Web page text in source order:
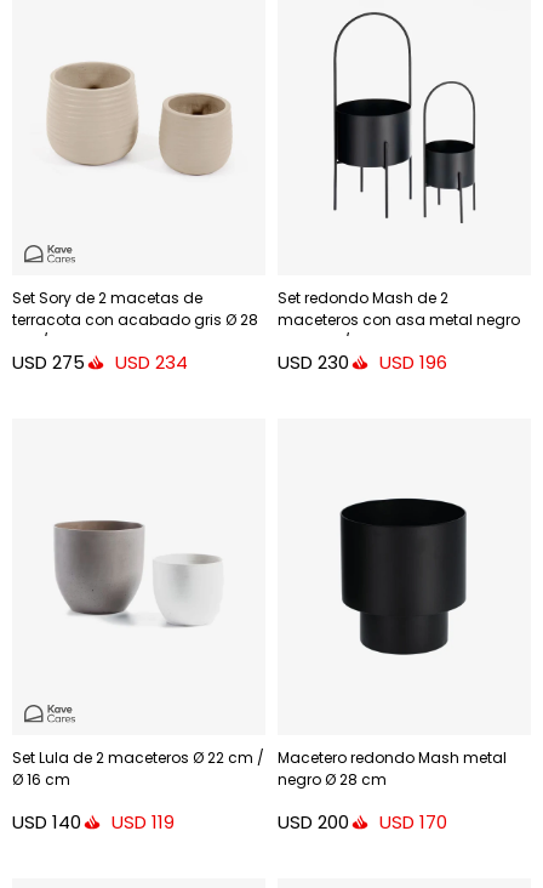
Set Sory de 2 macetas de
terracota con acabado gris Ø 28
cm / Ø 36 cm
USD 275 USD 234
Set redondo Mash de 2
maceteros con asa metal negro
Ø 25 cm / Ø 16,5 cm
USD 230 USD 196
Set Lula de 2 maceteros Ø 22 cm /
Ø 16 cm
USD 140 USD 119
Macetero redondo Mash metal
negro Ø 28 cm
USD 200 USD 170